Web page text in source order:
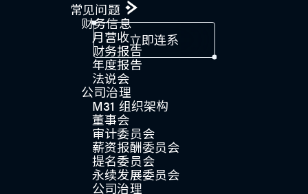
常见问题
财务信息
月营收
财务报告
年度报告
法说会
公司治理
M31 组织架构
董事会
审计委员会
薪资报酬委员会
提名委员会
永续发展委员会
公司治理
立即连系